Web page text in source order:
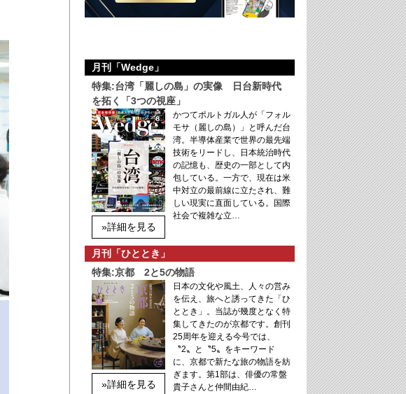
月刊「Wedge」
特集:台湾「麗しの島」の実像 日台新時代
を拓く「3つの視座」
»詳細を見る
かつてポルトガル人が「フォル
モサ（麗しの島）」と呼んだ台
湾。半導体産業で世界の最先端
技術をリードし、日本統治時代
の記憶も、歴史の一部として内
包している。一方で、現在は米
中対立の最前線に立たされ、難
しい現実に直面している。国際
社会で複雑な立…
月刊「ひととき」
特集:京都 2と5の物語
»詳細を見る
日本の文化や風土、人々の営み
を伝え、旅へと誘ってきた「ひ
ととき」。当誌が幾度となく特
集してきたのが京都です。創刊
25周年を迎える今号では、
〝2〟と〝5〟をキーワード
に、京都で新たな旅の物語を紡
ぎます。第1部は、俳優の常盤
貴子さんと仲間由紀…